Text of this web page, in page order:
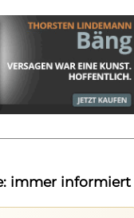
immer informiert